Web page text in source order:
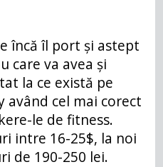
încă îl port și astept
care va avea și
la ce există pe
având cel mai corect
le de fitness.
intre 16-25$, la noi
de 190-250 lei.